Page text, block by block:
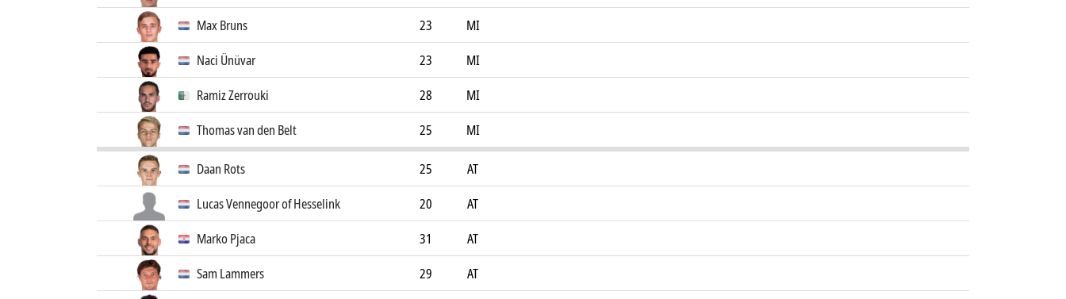
Max Bruns
23
MI
Naci Ünüvar
23
MI
Ramiz Zerrouki
28
MI
Thomas van den Belt
25 MI
Daan Rots 25
AT
Lucas Vennegoor of Hesselink
20
AT
Marko Pjaca
31
AT
Sam Lammers
29
AT